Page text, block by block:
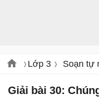
Lớp 3 Soạn tự
Giải bài 30: